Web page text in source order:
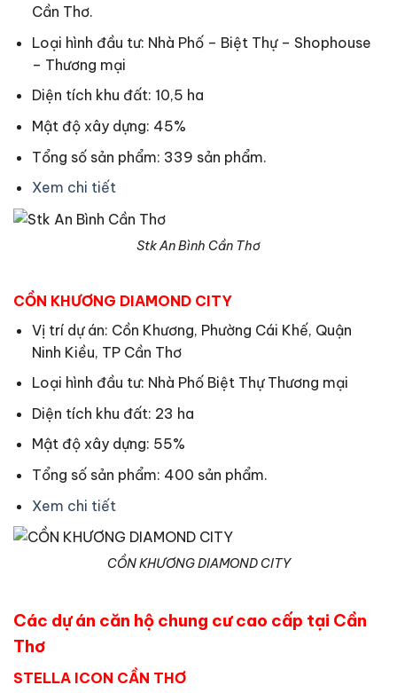
Cần Thơ.
Loại hình đầu tư: Nhà Phố – Biệt Thự – Shophouse
– Thương mại
Diện tích khu đất: 10,5 ha
Mật độ xây dựng: 45%
Tổng số sản phẩm: 339 sản phẩm.
Xem chi tiết
Stk An Bình Cần Thơ
CỒN KHƯƠNG DIAMOND CITY
Vị trí dự án: Cồn Khương, Phường Cái Khế, Quận
Ninh Kiều, TP Cần Thơ
Loại hình đầu tư: Nhà Phố Biệt Thự Thương mại
Diện tích khu đất: 23 ha
Mật độ xây dựng: 55%
Tổng số sản phẩm: 400 sản phẩm.
Xem chi tiết
CỒN KHƯƠNG DIAMOND CITY
Các dự án căn hộ chung cư cao cấp tại Cần
Thơ
STELLA ICON CẦN THƠ